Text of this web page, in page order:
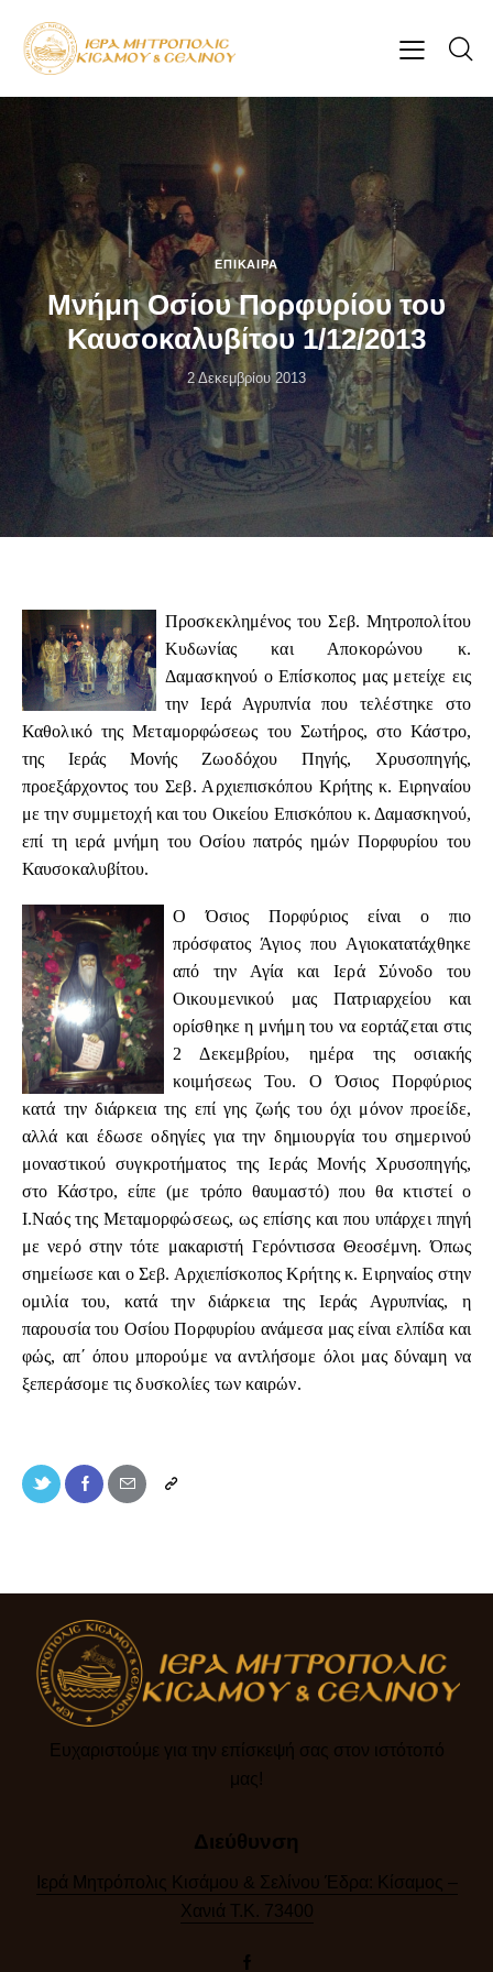
ΕΠΊΚΑΙΡΑ
Μνήμη Οσίου Πορφυρίου του
Καυσοκαλυβίτου 1/12/2013
2 Δεκεμβρίου 2013
Προσκεκλημένος του Σεβ. Μητροπολίτου
Κυδωνίας και Αποκορώνου κ.
Δαμασκηνού ο Επίσκοπος μας μετείχε εις
την Ιερά Αγρυπνία που τελέστηκε στο
Καθολικό της Μεταμορφώσεως του Σωτήρος, στο Κάστρο,
της Ιεράς Μονής Ζωοδόχου Πηγής, Χρυσοπηγής,
προεξάρχοντος του Σεβ. Αρχιεπισκόπου Κρήτης κ. Ειρηναίου
με την συμμετοχή και του Οικείου Επισκόπου κ. Δαμασκηνού,
επί τη ιερά μνήμη του Οσίου πατρός ημών Πορφυρίου του
Καυσοκαλυβίτου.
Ο Όσιος Πορφύριος είναι ο πιο
πρόσφατος Άγιος που Αγιοκατατάχθηκε
από την Αγία και Ιερά Σύνοδο του
Οικουμενικού μας Πατριαρχείου και
ορίσθηκε η μνήμη του να εορτάζεται στις
2 Δεκεμβρίου, ημέρα της οσιακής
κοιμήσεως Του. Ο Όσιος Πορφύριος
κατά την διάρκεια της επί γης ζωής του όχι μόνον προείδε,
αλλά και έδωσε οδηγίες για την δημιουργία του σημερινού
μοναστικού συγκροτήματος της Ιεράς Μονής Χρυσοπηγής,
στο Κάστρο, είπε (με τρόπο θαυμαστό) που θα κτιστεί ο
Ι.Ναός της Μεταμορφώσεως, ως επίσης και που υπάρχει πηγή
με νερό στην τότε μακαριστή Γερόντισσα Θεοσέμνη. Όπως
σημείωσε και ο Σεβ. Αρχιεπίσκοπος Κρήτης κ. Ειρηναίος στην
ομιλία του, κατά την διάρκεια της Ιεράς Αγρυπνίας, η
παρουσία του Οσίου Πορφυρίου ανάμεσα μας είναι ελπίδα και
φώς, απ΄ όπου μπορούμε να αντλήσομε όλοι μας δύναμη να
ξεπεράσομε τις δυσκολίες των καιρών.
Ευχαριστούμε για την επίσκεψή σας στον ιστότοπό
μας!​
Διεύθυνση
Ιερά Μητρόπολις Κισάμου & Σελίνου Έδρα: Κίσαμος –
Χανιά Τ.Κ. 73400